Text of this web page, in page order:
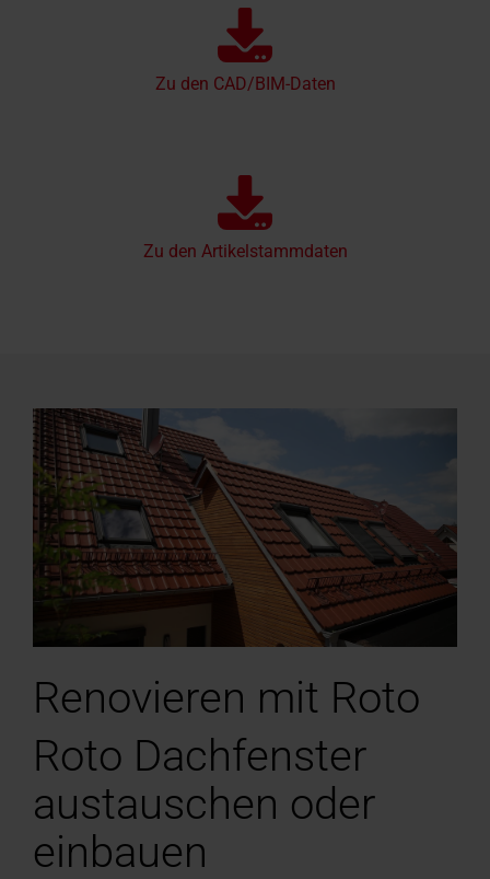
Zu den CAD/BIM-Daten
Zu den Artikelstammdaten
Renovieren mit Roto
Roto Dachfenster
austauschen oder
einbauen